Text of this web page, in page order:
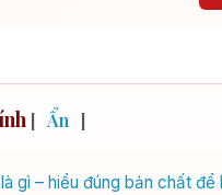
[ Ẩn ]
gì – hiểu đúng bản chất